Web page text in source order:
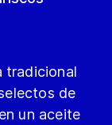
tradicional
de
un aceite